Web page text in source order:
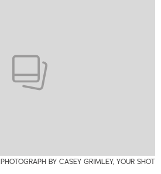
PHOTOGRAPH BY CASEY GRIMLEY, YOUR SHOT